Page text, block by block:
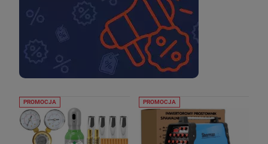
PROMOCJA PROMOCJA